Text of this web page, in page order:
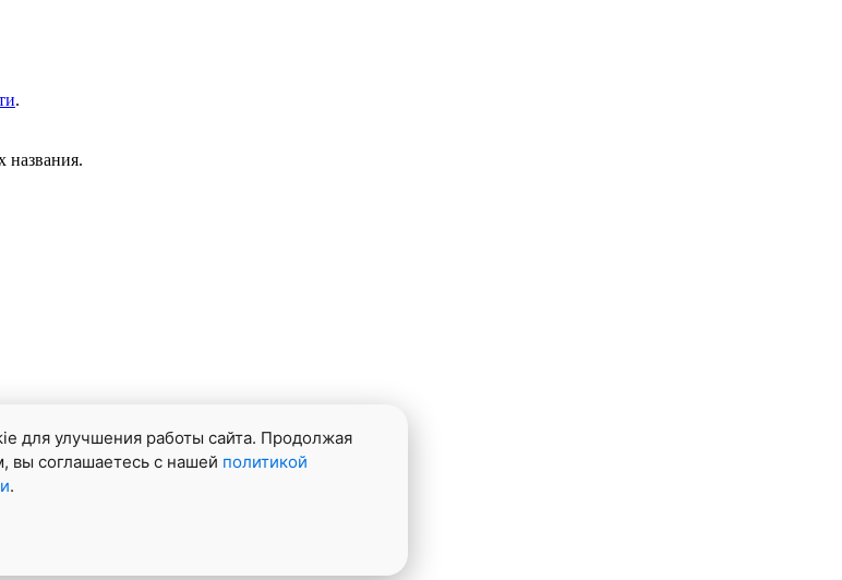
для улучшения работы сайта. Продолжая
вы соглашаетесь с нашей политикой
.
.
названия.